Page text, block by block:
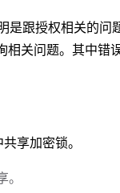
是跟授权相关的问
相关问题。其中错
享加密锁。
。